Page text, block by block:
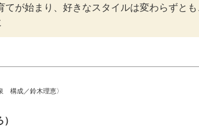
てが始まり、好きなスタイルは変わらずと
構成／鈴木理恵〉